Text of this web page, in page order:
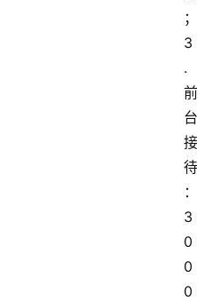
；
3
.
前
台
接
待
：
3
0
0
0